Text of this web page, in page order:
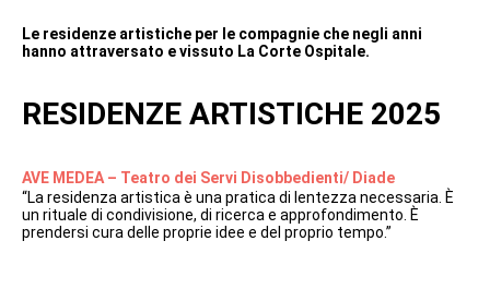
Le residenze artistiche per le compagnie che negli anni
hanno attraversato e vissuto La Corte Ospitale.
RESIDENZE ARTISTICHE 2025
AVE MEDEA – Teatro dei Servi Disobbedienti/ Diade
“La residenza artistica è una pratica di lentezza necessaria. È
un rituale di condivisione, di ricerca e approfondimento. È
prendersi cura delle proprie idee e del proprio tempo.”